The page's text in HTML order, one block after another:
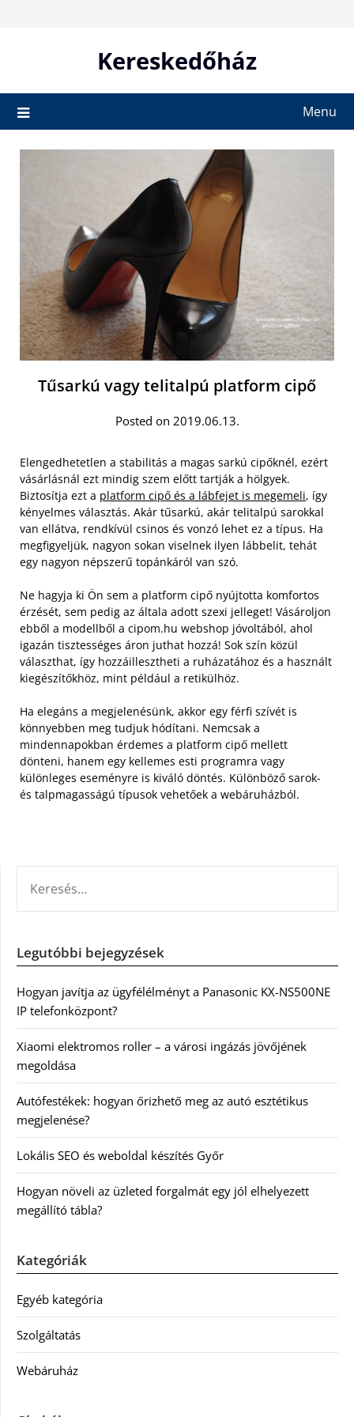
Kereskedőház
Menu
Tűsarkú vagy telitalpú platform cipő
Posted on 2019.06.13.
Elengedhetetlen a stabilitás a magas sarkú cipőknél, ezért
vásárlásnál ezt mindig szem előtt tartják a hölgyek.
Biztosítja ezt a platform cipő és a lábfejet is megemeli, így
kényelmes választás. Akár tűsarkú, akár telitalpú sarokkal
van ellátva, rendkívül csinos és vonzó lehet ez a típus. Ha
megfigyeljük, nagyon sokan viselnek ilyen lábbelit, tehát
egy nagyon népszerű topánkáról van szó.
Ne hagyja ki Ön sem a platform cipő nyújtotta komfortos
érzését, sem pedig az általa adott szexi jelleget! Vásároljon
ebből a modellből a cipom.hu webshop jóvoltából, ahol
igazán tisztességes áron juthat hozzá! Sok szín közül
választhat, így hozzáillesztheti a ruházatához és a használt
kiegészítőkhöz, mint például a retikülhöz.
Ha elegáns a megjelenésünk, akkor egy férfi szívét is
könnyebben meg tudjuk hódítani. Nemcsak a
mindennapokban érdemes a platform cipő mellett
dönteni, hanem egy kellemes esti programra vagy
különleges eseményre is kiváló döntés. Különböző sarok-
és talpmagasságú típusok vehetőek a webáruházból.
Legutóbbi bejegyzések
Hogyan javítja az ügyfélélményt a Panasonic KX-NS500NE
IP telefonközpont?
Xiaomi elektromos roller – a városi ingázás jövőjének
megoldása
Autófestékek: hogyan őrizhető meg az autó esztétikus
megjelenése?
Lokális SEO és weboldal készítés Győr
Hogyan növeli az üzleted forgalmát egy jól elhelyezett
megállító tábla?
Kategóriák
Egyéb kategória
Szolgáltatás
Webáruház